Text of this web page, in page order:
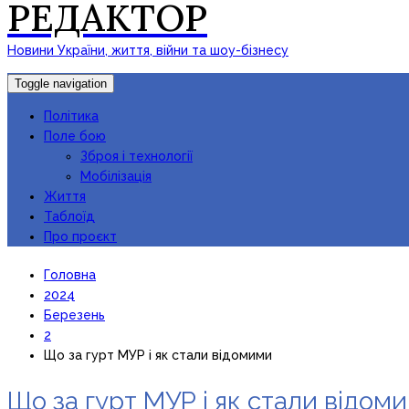
РЕДАКТОР
Новини України, життя, війни та шоу-бізнесу
Toggle navigation
Політика
Поле бою
Зброя і технології
Мобілізація
Життя
Таблоїд
Про проєкт
Головна
2024
Березень
2
Що за гурт МУР і як стали відомими
Що за гурт МУР і як стали